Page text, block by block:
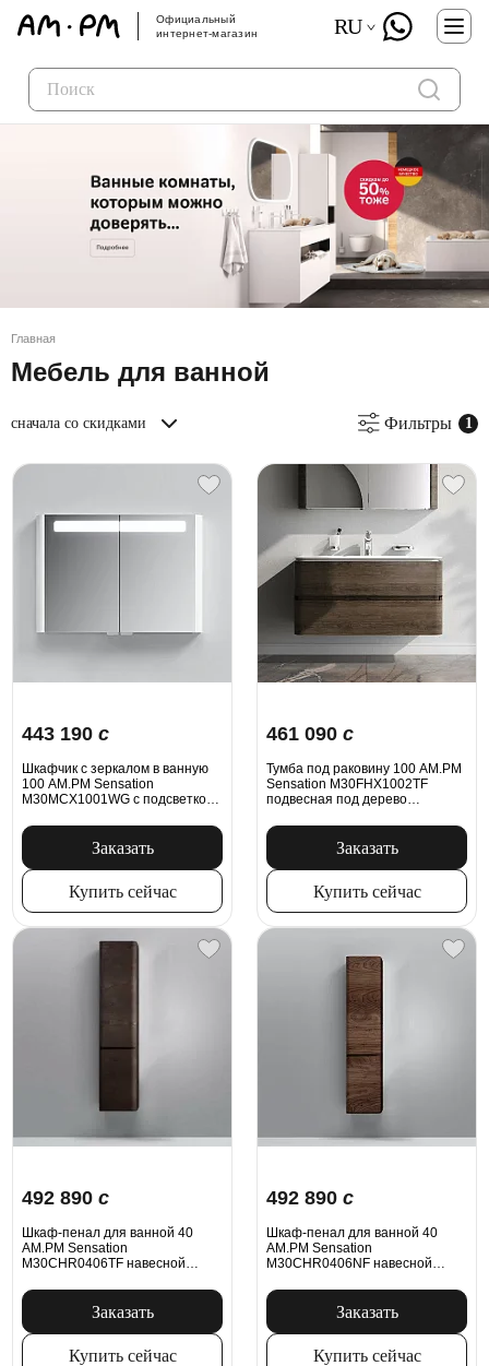
Официальный
интернет-магазин
RU
Главная
Мебель для ванной
сначала со скидками Фильтры
443 190 c
Шкафчик с зеркалом в ванную
100 AM.PM Sensation
M30MCX1001WG с подсветкой
Заказать
Купить сейчас
461 090 c
Тумба под раковину 100 AM.PM
Sensation M30FHX1002TF
подвесная под дерево
Заказать
Купить сейчас
492 890 c
Шкаф-пенал для ванной 40
AM.PM Sensation
M30CHR0406TF навесной
Заказать
Купить сейчас
492 890 c
Шкаф-пенал для ванной 40
AM.PM Sensation
M30CHR0406NF навесной
Заказать
Купить сейчас